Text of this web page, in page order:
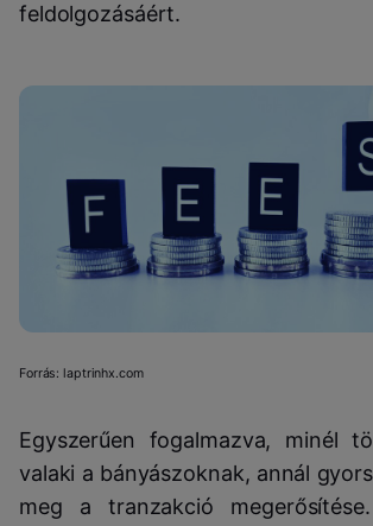
feldolgozásáért.
Forrás: laptrinhx.com
Egyszerűen fogalmazva, minél
valaki a bányászoknak, annál
meg a tranzakció